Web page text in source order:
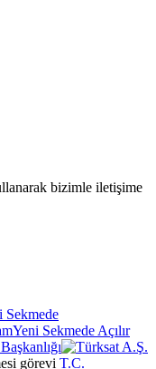
bizimle iletişime
Sekmede
Yeni Sekmede Açılır
görevi T.C.